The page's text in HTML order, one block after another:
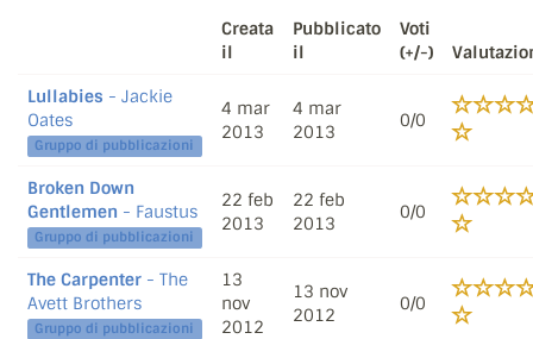
Creata
il
Pubblicato
il
Voti
(+/-)
Lullabies - Jackie
Oates
Gruppo di pubblicazioni
4 mar
2013
4 mar
2013
0/0
Broken Down
Gentlemen - Faustus
Gruppo di pubblicazioni
22 feb
2013
22 feb
2013
0/0
The Carpenter - The
Avett Brothers
Gruppo di pubblicazioni
13
nov
2012
13 nov
2012
0/0